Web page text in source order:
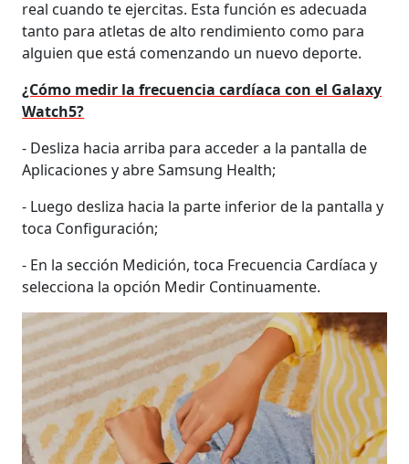
real cuando te ejercitas. Esta función es adecuada
tanto para atletas de alto rendimiento como para
alguien que está comenzando un nuevo deporte.
¿Cómo medir la frecuencia cardíaca con el Galaxy
Watch5?
- Desliza hacia arriba para acceder a la pantalla de
Aplicaciones y abre Samsung Health;
- Luego desliza hacia la parte inferior de la pantalla y
toca Configuración;
- En la sección Medición, toca Frecuencia Cardíaca y
selecciona la opción Medir Continuamente.